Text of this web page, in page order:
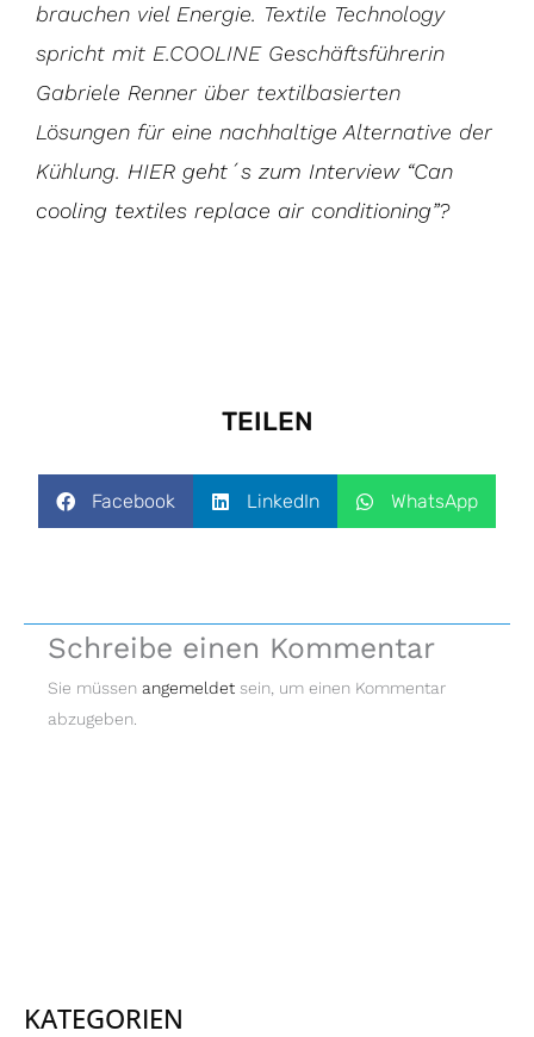
brauchen viel Energie. Textile Technology
spricht mit E.COOLINE Geschäftsführerin
Gabriele Renner über textilbasierten
Lösungen für eine nachhaltige Alternative der
Kühlung. HIER geht´s zum Interview “Can
cooling textiles replace air conditioning”?
TEILEN
Facebook LinkedIn WhatsApp
Schreibe einen Kommentar
Sie müssen angemeldet sein, um einen Kommentar
abzugeben.
KATEGORIEN